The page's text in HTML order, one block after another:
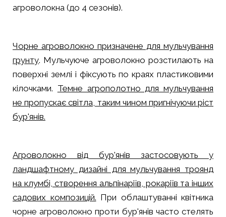
агроволокна (до 4 сезонів).
Чорне агроволокно призначене для мульчування
грунту. Мульчуюче агроволокно розстилають на
поверхні землі і фіксують по краях пластиковими
кілочками. Темне агрополотно для мульчування
не пропускає світла, таким чином пригнічуючи ріст
бур'янів.
Агроволокно від бур'янів застосовують у
ландшафтному дизайні для мульчування троянд
на клумбі, створення альпінаріїв, рокаріїв та інших
садових композицій. При облаштуванні квітника
чорне агроволокно проти бур'янів часто стелять